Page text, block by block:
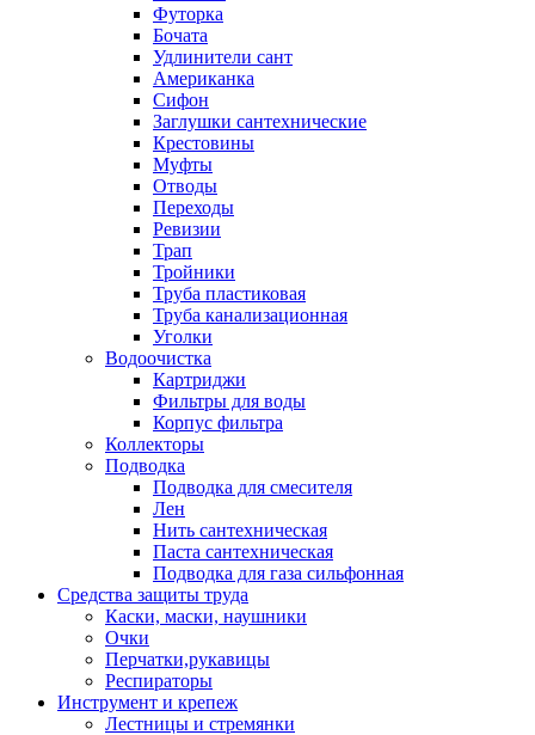
Футорка
Бочата
Удлинители сант
Американка
Сифон
Заглушки сантехнические
Крестовины
Муфты
Отводы
Переходы
Ревизии
Трап
Тройники
Труба пластиковая
Труба канализационная
Уголки
Водоочистка
Картриджи
Фильтры для воды
Корпус фильтра
Коллекторы
Подводка
Подводка для смесителя
Лен
Нить сантехническая
Паста сантехническая
Подводка для газа сильфонная
Средства защиты труда
Каски, маски, наушники
Очки
Перчатки,рукавицы
Респираторы
Инструмент и крепеж
Лестницы и стремянки